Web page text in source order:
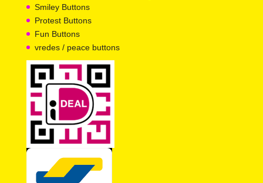
Smiley Buttons
Protest Buttons
Fun Buttons
vredes / peace buttons